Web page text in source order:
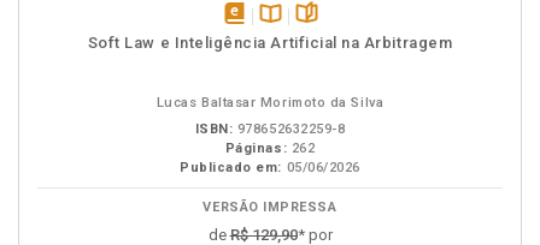
disponívelDisponível
páginas
Soft Law e Inteligência Artificial na Arbitragem
Lucas Baltasar Morimoto da Silva
ISBN: 978652632259-8
Páginas: 262
Publicado em: 05/06/2026
VERSÃO IMPRESSA
deR$ 129,90* por